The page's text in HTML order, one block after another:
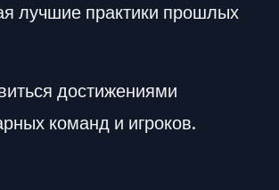
лучшие практики прошлых
достижениями
команд и игроков.